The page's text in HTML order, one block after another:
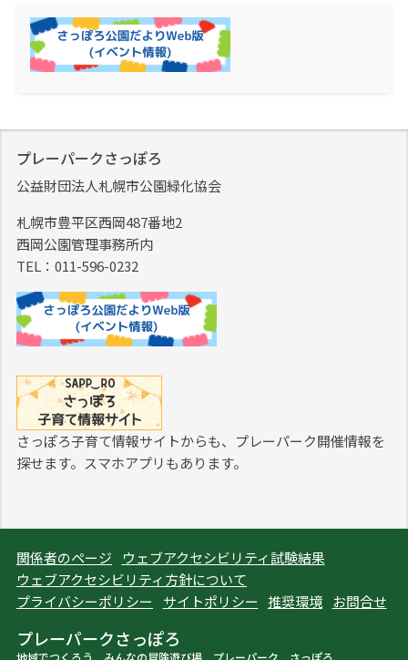
プレーパークさっぽろ
公益財団法人札幌市公園緑化協会
札幌市豊平区西岡487番地2
西岡公園管理事務所内
TEL：011-596-0232
さっぽろ子育て情報サイトからも、プレーパーク開催情報を
探せます。スマホアプリもあります。
関係者のページ
ウェブアクセシビリティ試験結果
ウェブアクセシビリティ方針について
プライバシーポリシー
サイトポリシー 推奨環境 お問合せ
プレーパークさっぽろ
地域でつくろう みんなの冒険遊び場 プレーパーク さっぽろ